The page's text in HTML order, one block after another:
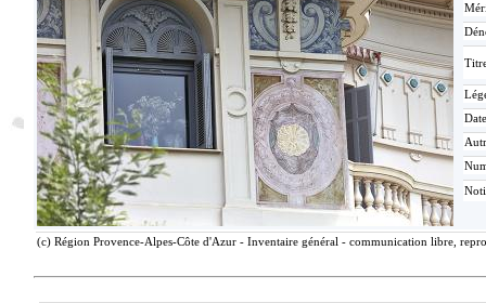
Autr
(c) Région Provence-Alpes-Côte d'Azur - Inventaire général - communication libre,